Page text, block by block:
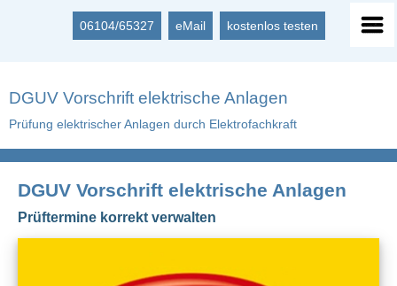
06104/65327 eMail kostenlos testen
DGUV Vorschrift elektrische Anlagen
Prüfung elektrischer Anlagen durch Elektrofachkraft
DGUV Vorschrift elektrische Anlagen
Prüftermine korrekt verwalten